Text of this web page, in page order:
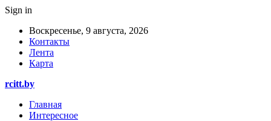
Sign in
Воскресенье, 9 августа, 2026
Контакты
Лента
Карта
rcitt.by
Главная
Интересное